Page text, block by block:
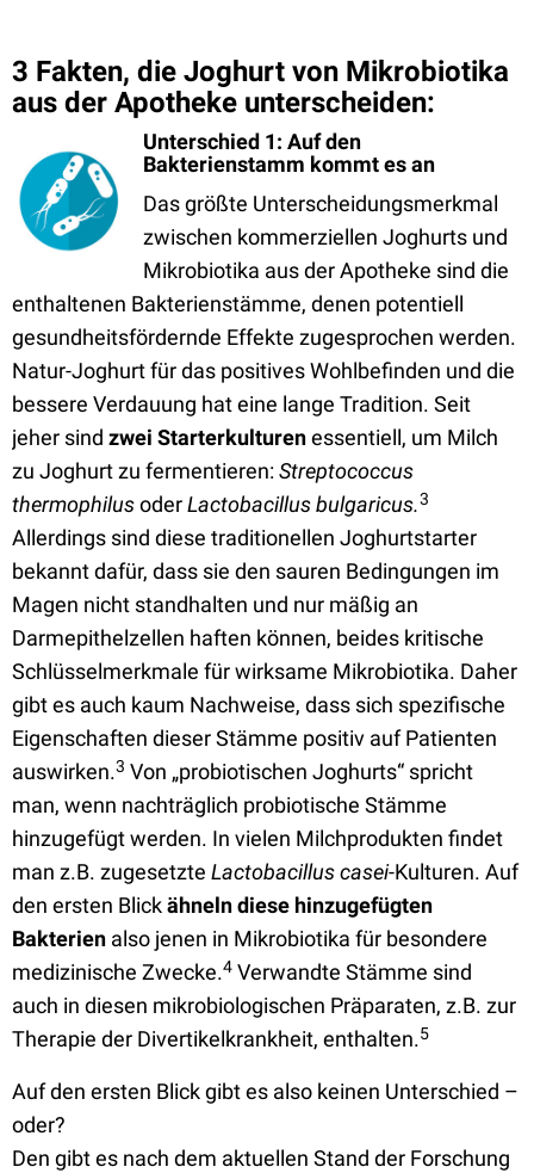
3 Fakten, die Joghurt von Mikrobiotika
aus der Apotheke unterscheiden:
Unterschied 1: Auf den
Bakterienstamm kommt es an
Das größte Unterscheidungsmerkmal
zwischen kommerziellen Joghurts und
Mikrobiotika aus der Apotheke sind die
enthaltenen Bakterienstämme, denen potentiell
gesundheitsfördernde Effekte zugesprochen werden.
Natur-Joghurt für das positives Wohlbefinden und die
bessere Verdauung hat eine lange Tradition. Seit
jeher sind zwei Starterkulturenessentiell, um Milch
zu Joghurt zu fermentieren:Streptococcus
thermophilusoderLactobacillus bulgaricus.3
Allerdings sind diese traditionellen Joghurtstarter
bekannt dafür, dass sie den sauren Bedingungen im
Magen nicht standhalten und nur mäßig an
Darmepithelzellen haften können, beides kritische
Schlüsselmerkmale für wirksame Mikrobiotika. Daher
gibt es auch kaum Nachweise, dass sich spezifische
Eigenschaften dieser Stämme positiv auf Patienten
auswirken.3 Von „probiotischen Joghurts“ spricht
man, wenn nachträglich probiotische Stämme
hinzugefügt werden. In vielen Milchprodukten findet
man z.B. zugesetzte Lactobacillus casei-Kulturen. Auf
den ersten Blickähneln diese hinzugefügten
Bakterien also jenen in Mikrobiotika für besondere
medizinische Zwecke.4 Verwandte Stämme sind
auch in diesen mikrobiologischen Präparaten, z.B. zur
Therapie der Divertikelkrankheit, enthalten.5
Auf den ersten Blick gibt es also keinen Unterschied –
oder?
Den gibt es nach dem aktuellen Stand der Forschung